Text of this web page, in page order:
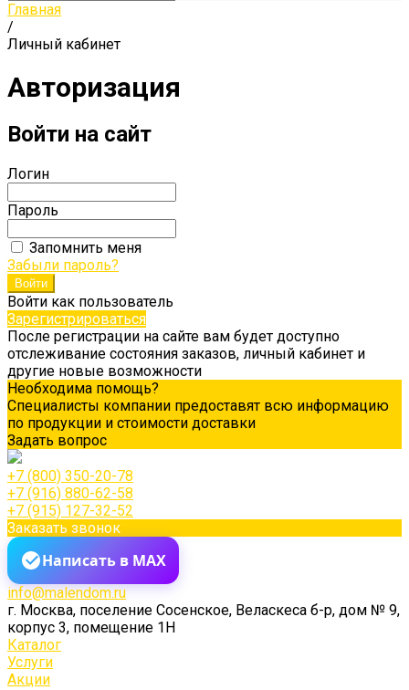
Главная
/
Личный кабинет
Авторизация
Войти на сайт
Логин
Пароль
Запомнить меня
Забыли пароль?
Войти как пользователь
Зарегистрироваться
После регистрации на сайте вам будет доступно
отслеживание состояния заказов, личный кабинет и
другие новые возможности
Необходима помощь?
Специалисты компании предоставят всю информацию
по продукции и стоимости доставки
Задать вопрос
+7 (800) 350-20-78
+7 (916) 880-62-58
+7 (915) 127-32-52
Заказать звонок
Написать в MAX
info@malendom.ru
г. Москва, поселение Сосенское, Веласкеса б-р, дом № 9,
корпус 3, помещение 1Н
Каталог
Услуги
Акции